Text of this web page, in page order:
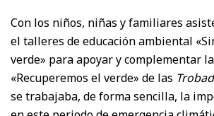
Con los niños, niñas y familiares
el talleres de educación ambiental
verde» para apoyar y complementar
«Recuperemos el verde» de las
se trabajaba, de forma sencilla, la